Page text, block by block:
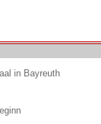
in Bayreuth